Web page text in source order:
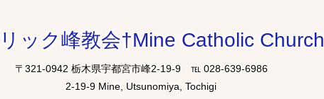
ック峰教会†Mine Catholic Church
〒321-0942 栃木県宇都宮市峰2-19-9 ℡ 028-639-6986